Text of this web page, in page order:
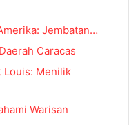
Jembatan…
Caracas
Louis: Menilik
Warisan